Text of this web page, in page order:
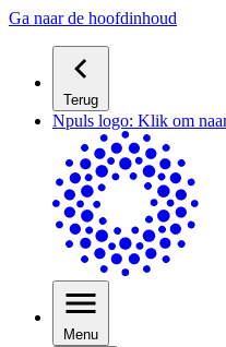
Ga naar de hoofdinhoud
Terug
Npuls logo: Klik om
Menu